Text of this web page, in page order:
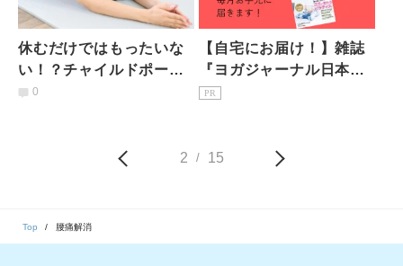
休むだけではもったいな
い！？チャイルドポーズ
の効果を再確認＆やりや
0
【自宅にお届け！】雑誌
『ヨガジャーナル日本
版』予約購読のご案内
PR
2 / 15
Top 腰痛解消